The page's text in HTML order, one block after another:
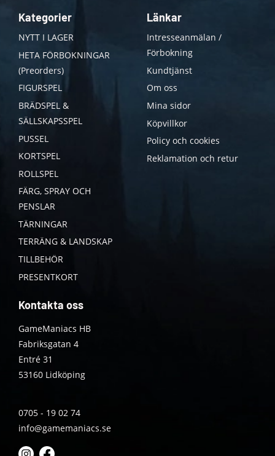
Kategorier
NYTT I LAGER
HETA FÖRBOKNINGAR
(Preorders)
FIGURSPEL
BRÄDSPEL &
SÄLLSKAPSSPEL
PUSSEL
KORTSPEL
ROLLSPEL
FÄRG, SPRAY OCH
PENSLAR
TÄRNINGAR
TERRÄNG & LANDSKAP
TILLBEHÖR
PRESENTKORT
Länkar
Intresseanmälan /
Förbokning
Kundtjänst
Om oss
Mina sidor
Köpvillkor
Policy och cookies
Reklamation och retur
Kontakta oss
GameManiacs HB
Fabriksgatan 4
Entré 31
53160 Lidköping
0705 - 19 02 74
info@gamemaniacs.se